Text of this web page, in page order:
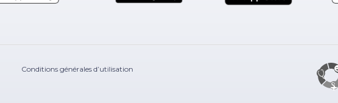
Conditions générales d’utilisation